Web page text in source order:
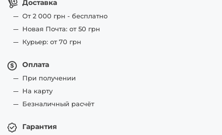
Доставка
От 2 000 грн - бесплатно
Новая Почта: от 50 грн
Курьер: от 70 грн
Оплата
При получении
На карту
Безналичный расчёт
Гарантия